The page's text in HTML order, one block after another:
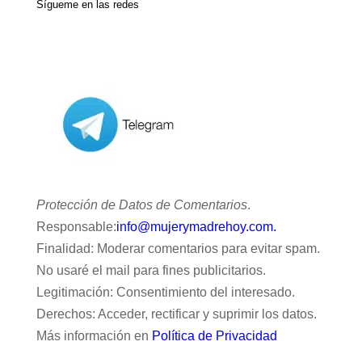
Sígueme en las redes
Protección de Datos de Comentarios.
Responsable:info@mujerymadrehoy.com.
Finalidad: Moderar comentarios para evitar spam.
No usaré el mail para fines publicitarios.
Legitimación: Consentimiento del interesado.
Derechos: Acceder, rectificar y suprimir los datos.
Más información en Política de Privacidad